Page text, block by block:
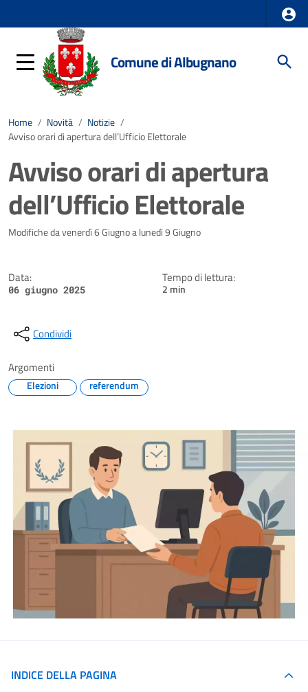
Comune di Albugnano
Home / Novità / Notizie /
Avviso orari di apertura dell’Ufficio Elettorale
Avviso orari di apertura
dell’Ufficio Elettorale
Dettagli della notizia
Modifiche da venerdì 6 Giugno a lunedì 9 Giugno
Data:
06 giugno 2025
Tempo di lettura:
2 min
Condividi
Argomenti
Elezioni referendum
INDICE DELLA PAGINA